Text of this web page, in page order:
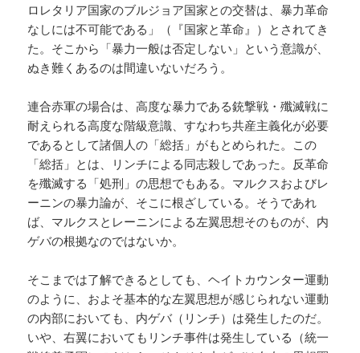
ロレタリア国家のブルジョア国家との交替は、暴力革命
なしには不可能である」（『国家と革命』）とされてき
た。そこから「暴力一般は否定しない」という意識が、
ぬき難くあるのは間違いないだろう。
連合赤軍の場合は、高度な暴力である銃撃戦・殲滅戦に
耐えられる高度な階級意識、すなわち共産主義化が必要
であるとして諸個人の「総括」がもとめられた。この
「総括」とは、リンチによる同志殺しであった。反革命
を殲滅する「処刑」の思想でもある。マルクスおよびレ
ーニンの暴力論が、そこに根ざしている。そうであれ
ば、マルクスとレーニンによる左翼思想そのものが、内
ゲバの根拠なのではないか。
そこまでは了解できるとしても、ヘイトカウンター運動
のように、およそ基本的な左翼思想が感じられない運動
の内部においても、内ゲバ（リンチ）は発生したのだ。
いや、右翼においてもリンチ事件は発生している（統一